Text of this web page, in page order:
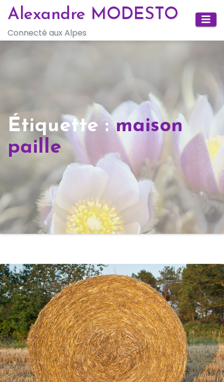
Skip
content
Alexandre MODESTO
Connecté aux Alpes
Étiquette :maison
paille